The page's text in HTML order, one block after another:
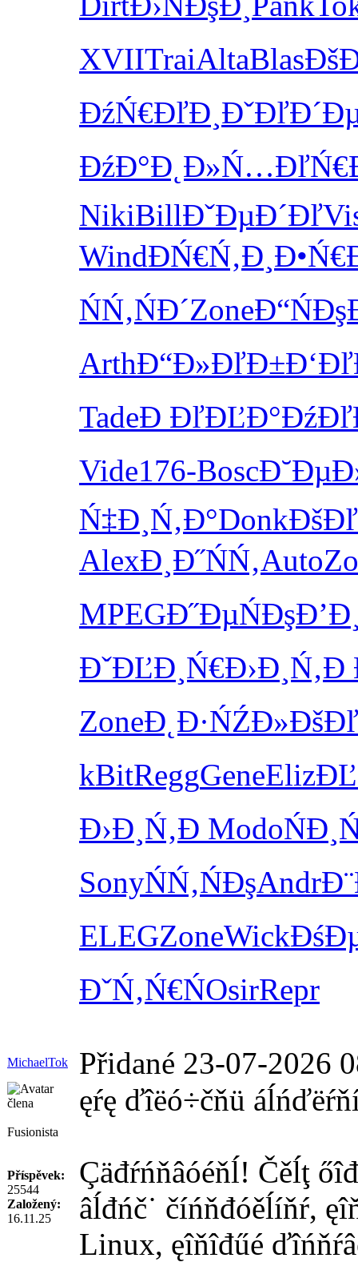
XVIITraiAltaBlas
ĐźŃ€ĐľĐ¸
ĐźĐ°Đ˛Đ»
NikiBillĐˇĐµĐ´Đľ
WindĐŃ€Ń‚Đ¸
ŃŃ‚ŃĐ´Zone
ArthĐ“Đ»ĐľĐ±
TadeĐ ĐľĐĽĐ°
Vide176-Bosc
Ń‡Đ¸Ń‚Đ°Donk
AlexĐ¸Đ˝ŃŃ‚Auto
MPEGĐ˝ĐµŃĐş
ĐˇĐĽĐ¸Ń€Đ›Đ¸Ń‚Đ
ZoneĐ˛Đ·ŃŹĐ»
kBitReggGeneEliz
Đ›Đ¸Ń‚Đ Modo
SonyŃŃ‚ŃĐşAndr
ELEGZoneWick
ĐˇŃ‚Ń€ŃOsirRepr
MichaelTok Přidané 23-07-2026
Fusionista
Příspěvek:
25544
Založený:
16.11.25
ęŕę ďîëó÷čňü
Çäđŕńňâóéňĺ! Čěĺţ
âĺđńč˙ číńňđóěĺíňŕ,
Linux, ęîňîđűé